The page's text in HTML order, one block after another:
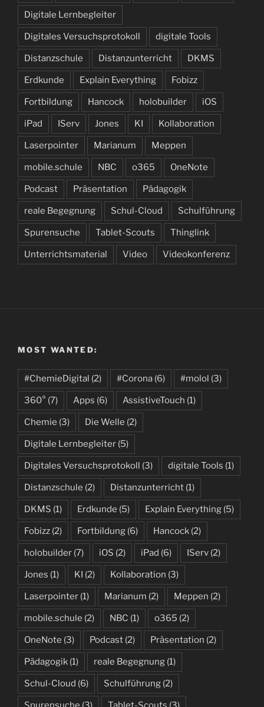
Digitale Lernbegleiter
Digitales Versuchsprotokoll digitale Tools
Distanzschule Distanzunterricht DKMS
Erdkunde Explain Everything Fobizz
Fortbildung Hancock holobuilder iOS
iPad IServ Jones KI Kollaboration
Laserpointer Marianum Meppen
mobile.schule NBC o365 OneNote
Podcast Präsentation Pädagogik
reale Begegnung Schul-Cloud Schulführung
Spurensuche Tablet-Scouts Thinglink
Unterrichtsmaterial Video Videokonferenz
MOST WANTED:
#ChemieDigital (2) #Corona (6) #molol (3)
360° (7) Apps (6) AssistiveTouch (1)
Chemie (3) Die Welle (2)
Digitale Lernbegleiter (5)
Digitales Versuchsprotokoll (3) digitale Tools (1)
Distanzschule (2) Distanzunterricht (1)
DKMS (1) Erdkunde (5) Explain Everything (5)
Fobizz (2) Fortbildung (6) Hancock (2)
holobuilder (7) iOS (2) iPad (6) IServ (2)
Jones (1) KI (2) Kollaboration (3)
Laserpointer (1) Marianum (2) Meppen (2)
mobile.schule (2) NBC (1) o365 (2)
OneNote (3) Podcast (2) Präsentation (2)
Pädagogik (1) reale Begegnung (1)
Schul-Cloud (6) Schulführung (2)